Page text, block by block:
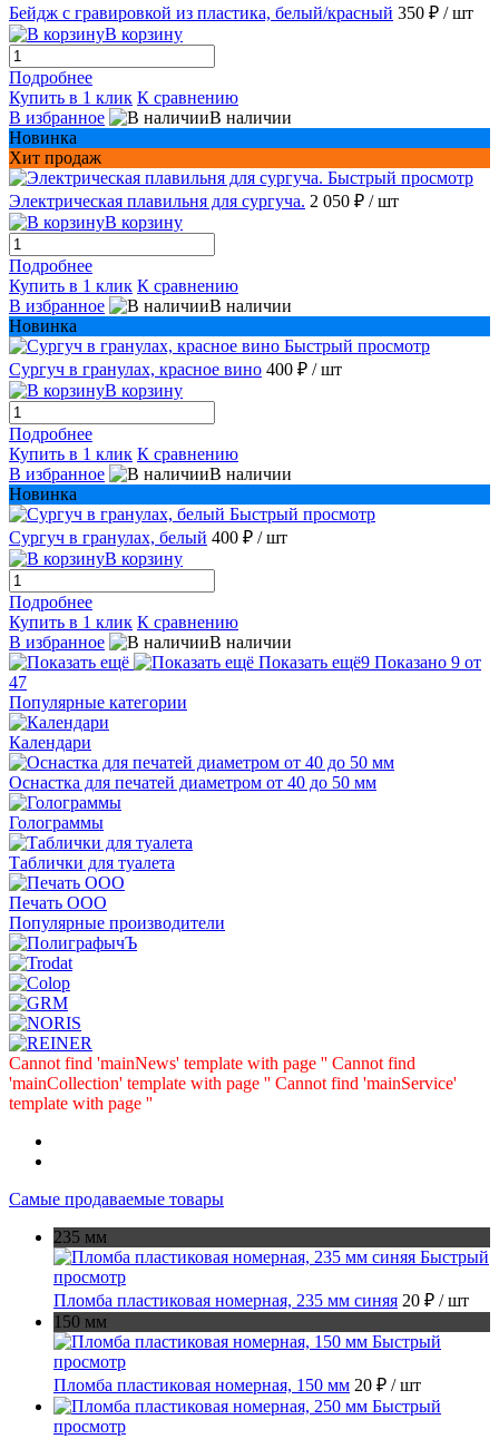
Бейдж с гравировкой из пластика, белый/красный 350 ₽ / шт
В корзину
Подробнее
Купить в 1 клик К сравнению
В избранное
В наличии
Новинка
Хит продаж
Быстрый просмотр
Электрическая плавильня для сургуча. 2 050 ₽ / шт
В корзину
Подробнее
Купить в 1 клик К сравнению
В избранное
В наличии
Новинка
Быстрый просмотр
Сургуч в гранулах, красное вино 400 ₽ / шт
В корзину
Подробнее
Купить в 1 клик К сравнению
В избранное
В наличии
Новинка
Быстрый просмотр
Сургуч в гранулах, белый 400 ₽ / шт
В корзину
Подробнее
Купить в 1 клик К сравнению
В избранное
В наличии
Показать ещё9 Показано 9 от
47
Популярные категории
Календари
Оснастка для печатей диаметром от 40 до 50 мм
Голограммы
Таблички для туалета
Печать ООО
Популярные производители
Cannot find 'mainNews' template with page '' Cannot find
'mainCollection' template with page '' Cannot find 'mainService'
template with page ''
Самые продаваемые товары
235 мм
Быстрый
просмотр
Пломба пластиковая номерная, 235 мм синяя 20 ₽ / шт
150 мм
Быстрый
просмотр
Пломба пластиковая номерная, 150 мм 20 ₽ / шт
Быстрый
просмотр